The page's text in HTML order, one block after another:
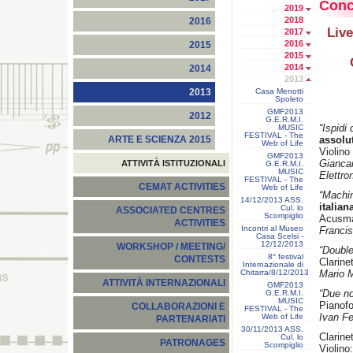
2016
2015
2014
2013
2012
ARTE E SCIENZA 2015
ATTIVITÀ ISTITUZIONALI
CEMAT ACTIVITIES
ASSOCIATED CENTRES
ACTIVITIES
WORKSHOP / MEETING/
CONTESTS
ATTIVITÀ INTERNAZIONALI
COLLABORAZIONI E
PARTENARIATI
PATRONAGES
2019
2018
2017
2016
2015
2014
2013
Casa Menotti
Spoleto
GMF2013
G.E.R.M.I.
MUSIC
FESTIVAL - The
Web of Life
GMF2013
G.E.R.M.I.
MUSIC
FESTIVAL - The
Web of Life
14/12/2013 ASS.
Cul. lo
Scompiglio
Incontri al Museo
Casa Scelsi -
12/12/2013
8° festival
Internazionale di
Chitarra/8/12/2013
GMF2013
G.E.R.M.I.
MUSIC
FESTIVAL - The
Web of Life
30/11/2013 ASS.
Cul. lo
Scompiglio
“Ispidi
Violino
Mario
“Due
Ivan